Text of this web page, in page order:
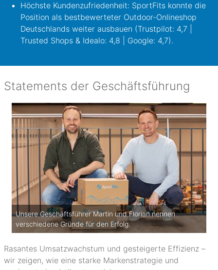
Höchste Kundenzufriedenheit: SportFits konnte die
Position als bestbewerteter Outdoor-Onlineshop
Deutschlands weiter ausbauen (Trustpilot: 4,7 |
Trusted Shops & Idealo: 4,8 | Google: 4,7).
Statements der Geschäftsführung
Unsere Geschäftsführer Martin und Florian nennen
verschiedene Gründe für den Erfolg.
Rasantes Umsatzwachstum und gesteigerte Effizienz –
wir zeigen, wie eine starke Markenstrategie und